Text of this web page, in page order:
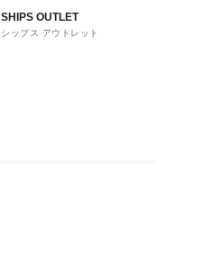
SHIPS OUTLET
シップス アウトレット